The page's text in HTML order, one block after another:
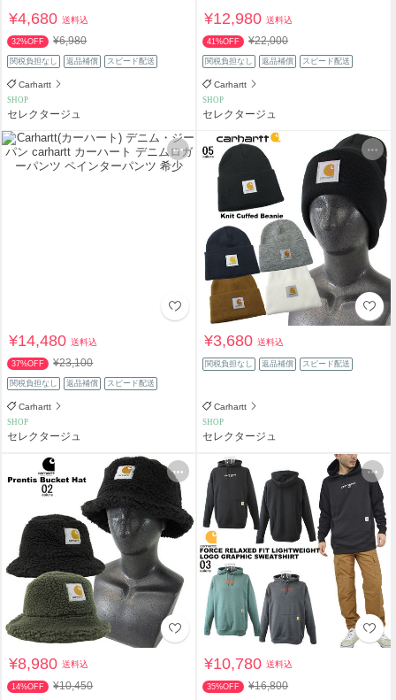
¥4,680送料込
32%OFF ¥6,980
関税負担なし 返品補償 スピード配送
Carhartt
SHOP
セレクタージュ
¥12,980送料込
41%OFF ¥22,000
関税負担なし 返品補償 スピード配送
Carhartt
SHOP
セレクタージュ
¥14,480送料込
37%OFF ¥23,100
関税負担なし 返品補償 スピード配送
Carhartt
SHOP
セレクタージュ
¥3,680送料込
関税負担なし 返品補償 スピード配送
Carhartt
SHOP
セレクタージュ
¥8,980送料込
14%OFF ¥10,450
¥10,780送料込
35%OFF ¥16,800